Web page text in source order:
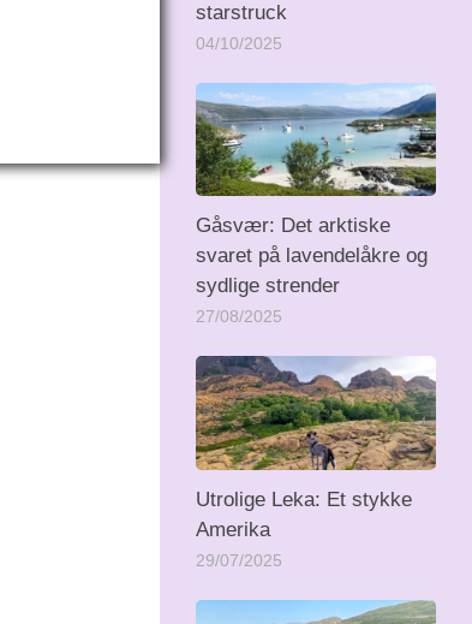
starstruck
04/10/2025
Gåsvær: Det arktiske
svaret på lavendelåkre og
sydlige strender
27/08/2025
Utrolige Leka: Et stykke
Amerika
29/07/2025